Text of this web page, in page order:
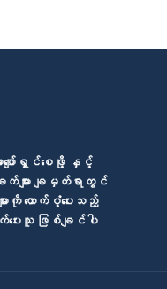
ျော်ရွှင်စေဖို့ နှင့်
များ ချမှတ်ရာတွင်
းကို ထောက်ပံ့ပေးသည့်
က်ပေးသူ ဖြစ်ချင်ပါ